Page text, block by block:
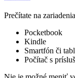
Prečítate na
Pocketbook
Kindle
Smartfón či
Počítač s